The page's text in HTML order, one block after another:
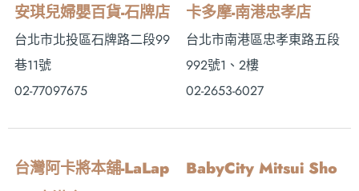
安琪兒婦嬰百貨-石牌店
台北市北投區石牌路二段99
巷11號
02-77097675
卡多摩-南港忠孝店
台北市南港區忠孝東路五段
992號1、2樓
02-2653-6027
台灣阿卡將本舖-LaLap
BabyCity Mitsui Sho